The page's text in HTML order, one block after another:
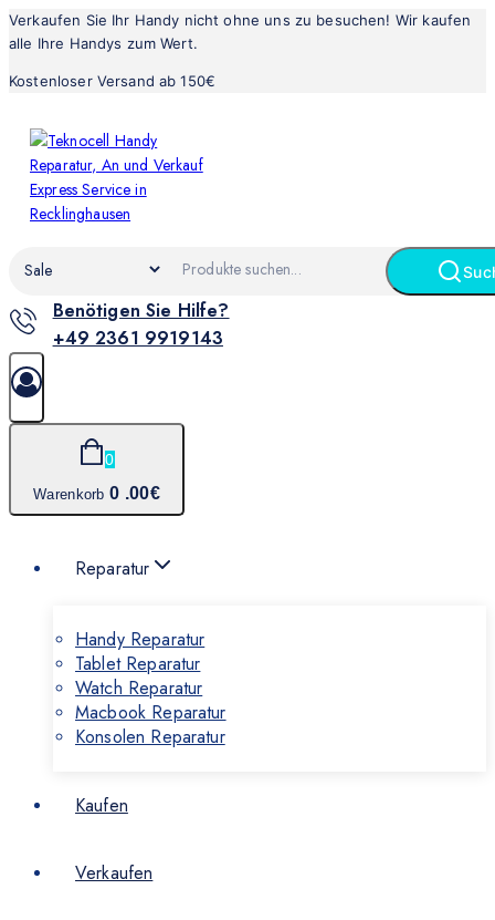
Verkaufen Sie Ihr Handy nicht ohne uns zu besuchen! Wir kaufen
alle Ihre Handys zum Wert.
Kostenloser Versand ab 150€
Benötigen Sie Hilfe?
+49 2361 9919143
0
Warenkorb 0 .00€
Reparatur
Handy Reparatur
Tablet Reparatur
Watch Reparatur
Macbook Reparatur
Konsolen Reparatur
Kaufen
Verkaufen